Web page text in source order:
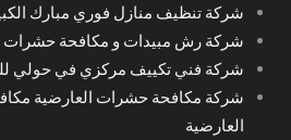
شركة تنظيف منازل فوري مبارك
شركة رش مبيدات و مكافحة حشرات
شركة فني تكييف مركزي في حولي
شركة مكافحة حشرات العارضية
العارضية